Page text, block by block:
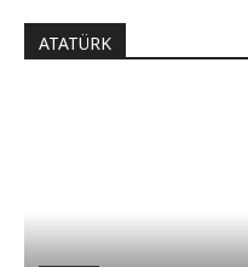
ATATÜRK